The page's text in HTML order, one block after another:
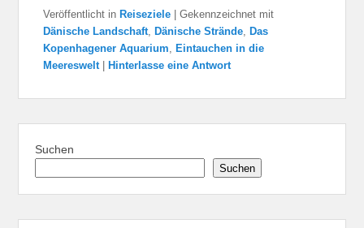
Veröffentlicht in Reiseziele |Gekennzeichnet mit
Dänische Landschaft, Dänische Strände, Das
Kopenhagener Aquarium, Eintauchen in die
Meereswelt
Hinterlasse eine Antwort
Suchen
Suchen